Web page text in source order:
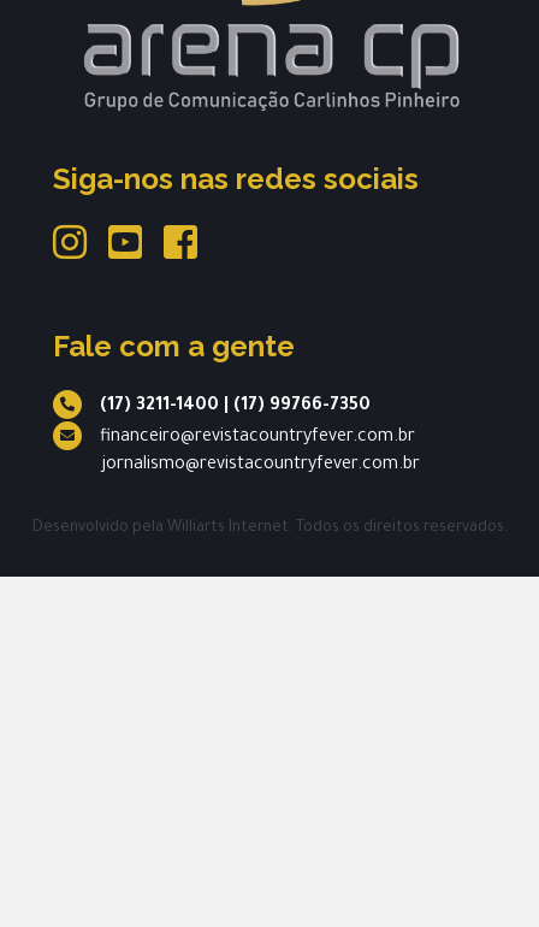
Siga-nos nas redes sociais
Fale com a gente
(17) 3211-1400
(17) 99766-7350
financeiro@revistacountryfever.com.br
jornalismo@revistacountryfever.com.br
Desenvolvido pela Williarts Internet. Todos os direitos reservados.